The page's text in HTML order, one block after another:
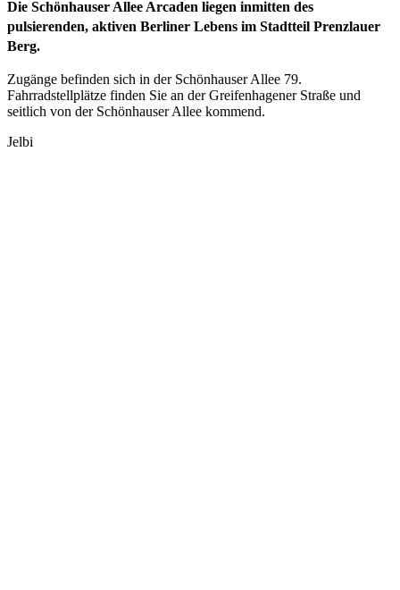
Die Schönhauser Allee Arcaden liegen inmitten des
pulsierenden, aktiven Berliner Lebens im Stadtteil Prenzlauer
Berg.
Zugänge befinden sich in der Schönhauser Allee 79.
Fahrradstellplätze finden Sie an der Greifenhagener Straße und
seitlich von der Schönhauser Allee kommend.
Jelbi